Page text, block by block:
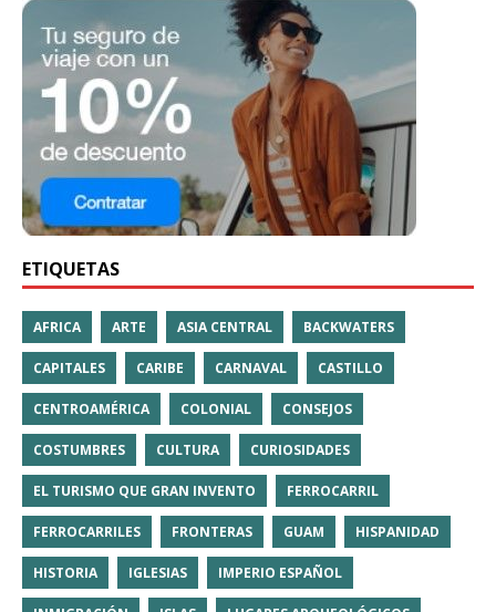
ETIQUETAS
AFRICA ARTE ASIA CENTRAL BACKWATERS
CAPITALES CARIBE CARNAVAL CASTILLO
CENTROAMÉRICA COLONIAL CONSEJOS
COSTUMBRES CULTURA CURIOSIDADES
EL TURISMO QUE GRAN INVENTO FERROCARRIL
FERROCARRILES FRONTERAS GUAM HISPANIDAD
HISTORIA IGLESIAS IMPERIO ESPAÑOL